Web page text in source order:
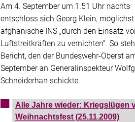
Am 4. September um 1.51 Uhr nachts
entschloss sich Georg Klein,
afghanische INS „durch den Einsatz
Luftstreitkräften zu vernichten“. So
Bericht, den der Bundeswehr-Oberst
September an Generalinspekteur
Schneiderhan schickte.
Alle Jahre wieder: Kriegslügen
Weihnachtsfest (25.11.2009)